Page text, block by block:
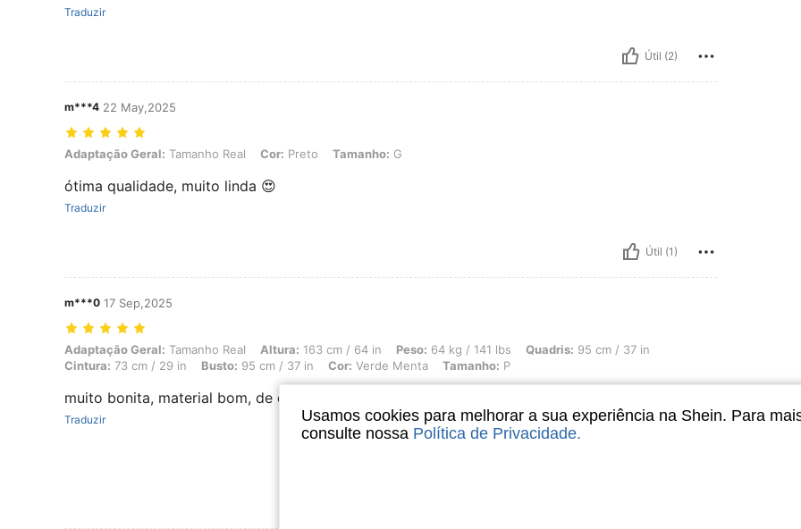
Traduzir
Útil (2)
m***4 22 May,2025
Adaptação Geral: Tamanho Real, Cor: Preto, Tamanho: G
Adaptação Geral: Tamanho Real Cor: Preto Tamanho: G
ótima qualidade, muito linda 😍
Traduzir
Útil (1)
m***0 17 Sep,2025
Adaptação Geral: Tamanho Real, Altura: 163 cm / 64 in, Peso: 64 kg / 141 lbs, Quadris: 95 cm / 37 in, Cintura: 73 cm / 29 in, Busto: 95 cm / 37 in, Cor:
Adaptação Geral: Tamanho Real Altura: 163 cm / 64 in Peso: 64 kg / 141 lbs Quadris: 95 cm / 37 in
Cintura: 73 cm / 29 in Busto: 95 cm / 37 in Cor: Verde Menta Tamanho: P
muito bonita, material bom, de qualidade.
Traduzir
Usamos cookies para melhorar a sua experiência na Shein. Para
consulte nossa Política de Privacidade.